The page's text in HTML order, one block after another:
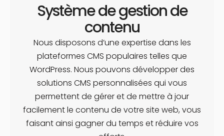
Système de gestion de
contenu
Nous disposons d’une expertise dans les
plateformes CMS populaires telles que
WordPress. Nous pouvons développer des
solutions CMS personnalisées qui vous
permettent de gérer et de mettre à jour
facilement le contenu de votre site web, vous
faisant ainsi gagner du temps et réduire vos